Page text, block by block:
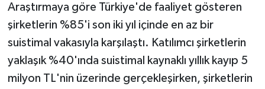
Araştırmaya göre Türkiye'de faaliyet gösteren
şirketlerin %85'i son iki yıl içinde en az bir
suistimal vakasıyla karşılaştı. Katılımcı şirketlerin
yaklaşık %40'ında suistimal kaynaklı yıllık kayıp 5
milyon TL'nin üzerinde gerçekleşirken, şirketlerin